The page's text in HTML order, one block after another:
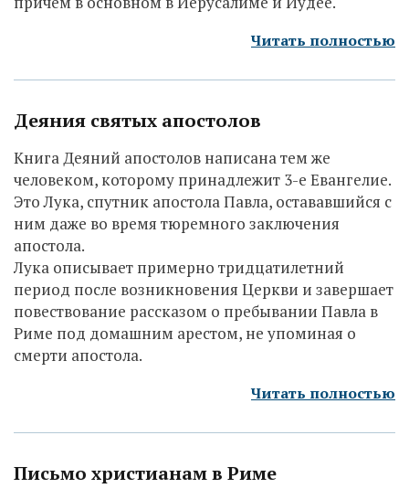
Читать полностью
Деяния святых апостолов
Книга Деяний апостолов написана тем же
человеком, которому принадлежит 3-е Евангелие.
Это Лука, спутник апостола Павла, остававшийся с
ним даже во время тюремного заключения
апостола.
Лука описывает примерно тридцатилетний
период после возникновения Церкви и завершает
повествование рассказом о пребывании Павла в
Риме под домашним арестом, не упоминая о
смерти апостола.
Читать полностью
Письмо христианам в Риме